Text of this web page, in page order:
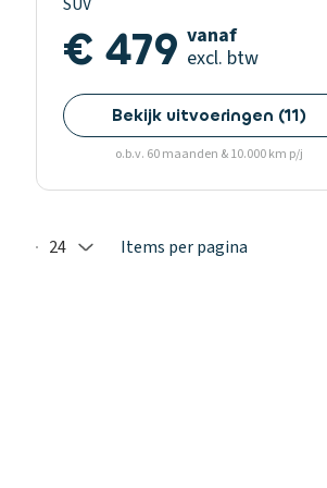
€ 479 vanaf
excl. btw
Bekijk uitvoeringen (11)
o.b.v. 60 maanden & 10.000 km p/j
Selected: 24
24 Items per pagina